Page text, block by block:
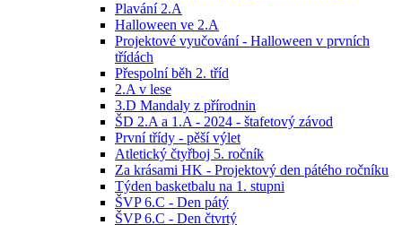
Plavání 2.A
Halloween ve 2.A
Projektové vyučování - Halloween v prvních
třídách
Přespolní běh 2. tříd
2.A v lese
3.D Mandaly z přírodnin
ŠD 2.A a 1.A - 2024 - štafetový závod
První třídy - pěší výlet
Atletický čtyřboj 5. ročník
Za krásami HK - Projektový den pátého ročníku
Týden basketbalu na 1. stupni
ŠVP 6.C - Den pátý
ŠVP 6.C - Den čtvrtý